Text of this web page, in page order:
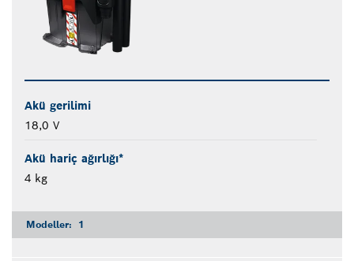
Akü gerilimi
18,0 V
Akü hariç ağırlığı*
4 kg
Modeller: 1